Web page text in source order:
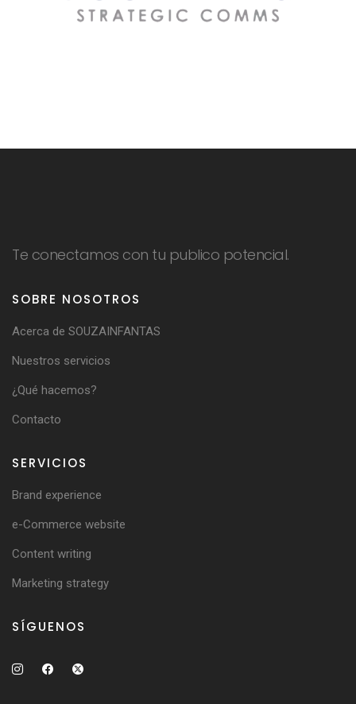
Te conectamos con tu publico potencial.
SOBRE NOSOTROS
Acerca de SOUZAINFANTAS
Nuestros servicios
¿Qué hacemos?
Contacto
SERVICIOS
Brand experience
e-Commerce website
Content writing
Marketing strategy
SÍGUENOS